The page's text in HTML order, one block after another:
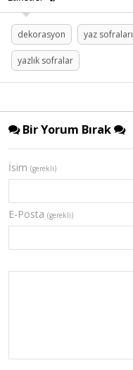
dekorasyon yaz sofraları
yazlık sofralar
Bir Yorum Bırak
İsim (gerekli)
E-Posta (gerekli)